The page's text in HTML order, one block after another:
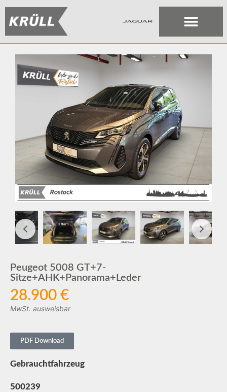
Peugeot 5008 GT+7-
Sitze+AHK+Panorama+Leder
28.900 €
MwSt. ausweisbar
PDF Download
Gebrauchtfahrzeug
500239